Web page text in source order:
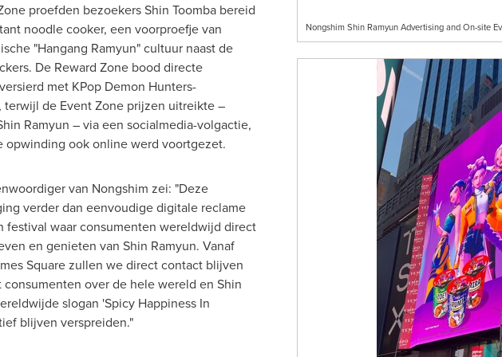
Nongshim Shin Ramyun Advertising and On-site
proefden bezoekers Shin Toomba bereid
noodle cooker, een voorproefje van
"Hangang Ramyun" cultuur naast de
De Reward Zone bood directe
met KPop Demon Hunters-
terwijl de Event Zone prijzen uitreikte –
Ramyun – via een socialmedia-volgactie,
opwinding ook online werd voortgezet.
van Nongshim zei: "Deze
verder dan eenvoudige digitale reclame
festival waar consumenten wereldwijd direct
en genieten van Shin Ramyun. Vanaf
Square zullen we direct contact blijven
consumenten over de hele wereld en Shin
slogan 'Spicy Happiness In
blijven verspreiden."